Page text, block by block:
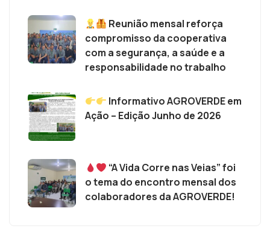
Reunião mensal reforça
compromisso da cooperativa
com a segurança, a saúde e a
responsabilidade no trabalho
Informativo AGROVERDE em
Ação – Edição Junho de 2026
“A Vida Corre nas Veias” foi
o tema do encontro mensal dos
colaboradores da AGROVERDE!